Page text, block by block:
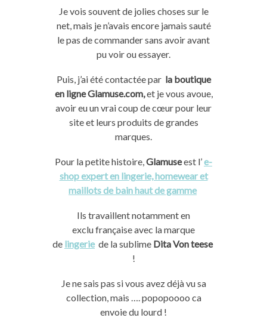
Je vois souvent de jolies choses sur le
net, mais je n’avais encore jamais sauté
le pas de commander sans avoir avant
pu voir ou essayer.
Puis, j’ai été contactée par la boutique
en ligneGlamuse.com,et je vous avoue,
avoir eu un vrai coup de cœur pour leur
site et leurs produits de grandes
marques.
Pour la petite histoire, Glamuseest l’e-
shop expert en lingerie, homewear et
maillots de bain haut de gamme
Ils travaillent notamment en
exclu française avec la marque
de lingeriede la sublime Dita Von teese
!
Je ne sais pas si vous avez déjà vu sa
collection, mais …. popopoooo ca
envoie du lourd !